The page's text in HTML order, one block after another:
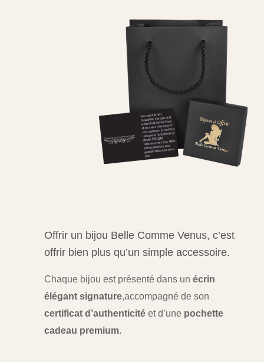
Offrir un bijou Belle Comme Venus, c’est
offrir bien plus qu’un simple accessoire.
Chaque bijou est présenté dans un écrin
élégant signature,accompagné de son
certificat d’authenticitéet d’une pochette
cadeau premium.